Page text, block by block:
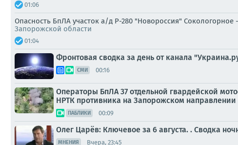
01:06
Опасность БпЛА участок а/д Р-280 "Новороссия"
Запорожской области
01:04
Фронтовая сводка за день от канала
СМИ 00:16
Операторы БпЛА 37 отдельной гвардейской
НРТК противника на Запорожском направлении
ПАБЛИКИ 00:09
Олег Царёв: Ключевое за 6 августа. . Сводка
МНЕНИЯ Вчера, 23:45